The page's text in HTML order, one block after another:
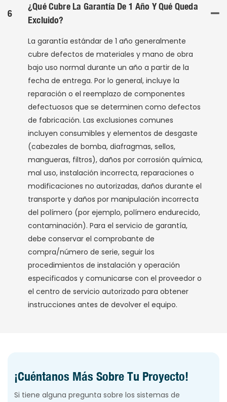
6
¿Qué Cubre La Garantía De 1 Año Y Qué Queda
Excluido?
La garantía estándar de 1 año generalmente
cubre defectos de materiales y mano de obra
bajo uso normal durante un año a partir de la
fecha de entrega. Por lo general, incluye la
reparación o el reemplazo de componentes
defectuosos que se determinen como defectos
de fabricación. Las exclusiones comunes
incluyen consumibles y elementos de desgaste
(cabezales de bomba, diafragmas, sellos,
mangueras, filtros), daños por corrosión química,
mal uso, instalación incorrecta, reparaciones o
modificaciones no autorizadas, daños durante el
transporte y daños por manipulación incorrecta
del polímero (por ejemplo, polímero endurecido,
contaminación). Para el servicio de garantía,
debe conservar el comprobante de
compra/número de serie, seguir los
procedimientos de instalación y operación
especificados y comunicarse con el proveedor o
el centro de servicio autorizado para obtener
instrucciones antes de devolver el equipo.
¡Cuéntanos Más Sobre Tu Proyecto!
Si tiene alguna pregunta sobre los sistemas de